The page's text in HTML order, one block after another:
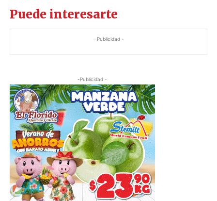
Puede interesarte
- Publicidad -
-Publicidad -